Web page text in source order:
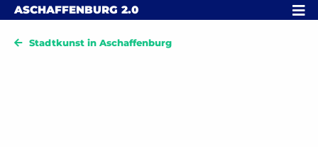
Skip to content
ASCHAFFENBURG 2.0 MENÜ
Stadtkunst in Aschaffenburg